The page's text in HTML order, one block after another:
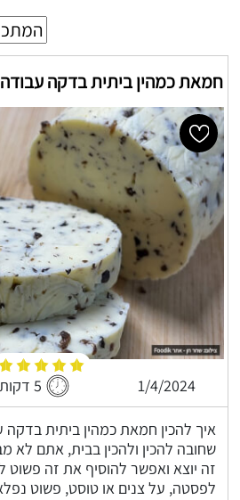
חמאת כמהין ביתית בדקה עבודה
1/4/2024 5 דקות
איך להכין חמאת כמהין ביתית בדקה
שחובה להכין ולהכין בבית, אתם לא
זה יוצא ואפשר להוסיף את זה פשוט
לפסטה, על צנים או טוסט, פשוט